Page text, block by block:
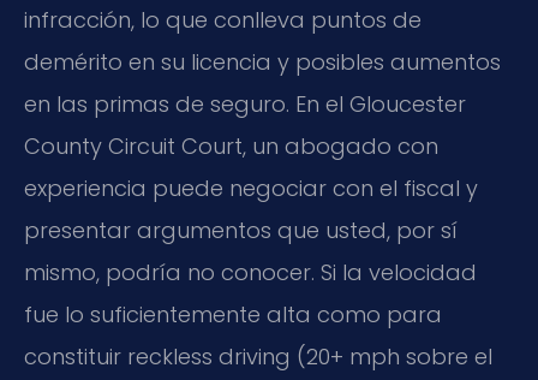
infracción, lo que conlleva puntos de
demérito en su licencia y posibles aumentos
en las primas de seguro. En el Gloucester
County Circuit Court, un abogado con
experiencia puede negociar con el fiscal y
presentar argumentos que usted, por sí
mismo, podría no conocer. Si la velocidad
fue lo suficientemente alta como para
constituir reckless driving (20+ mph sobre el